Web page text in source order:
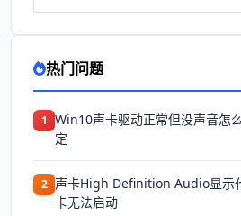
热门问题
1 Win10声卡驱动正常但没声音怎
定
2 声卡High Definition Audio显示
卡无法启动